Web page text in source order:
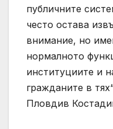
публичните
често остава
внимание, но
нормалното
институциите и
гражданите в
Пловдив